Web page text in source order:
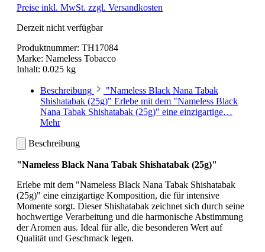
Preise inkl. MwSt. zzgl. Versandkosten
Derzeit nicht verfügbar
Produktnummer: TH17084
Marke: Nameless Tobacco
Inhalt: 0.025 kg
Beschreibung
"Nameless Black Nana Tabak
Shishatabak (25g)" Erlebe mit dem "Nameless Black
Nana Tabak Shishatabak (25g)" eine einzigartige…
Mehr
Beschreibung
"Nameless Black Nana Tabak Shishatabak (25g)"
Erlebe mit dem "Nameless Black Nana Tabak Shishatabak
(25g)" eine einzigartige Komposition, die für intensive
Momente sorgt. Dieser Shishatabak zeichnet sich durch seine
hochwertige Verarbeitung und die harmonische Abstimmung
der Aromen aus. Ideal für alle, die besonderen Wert auf
Qualität und Geschmack legen.